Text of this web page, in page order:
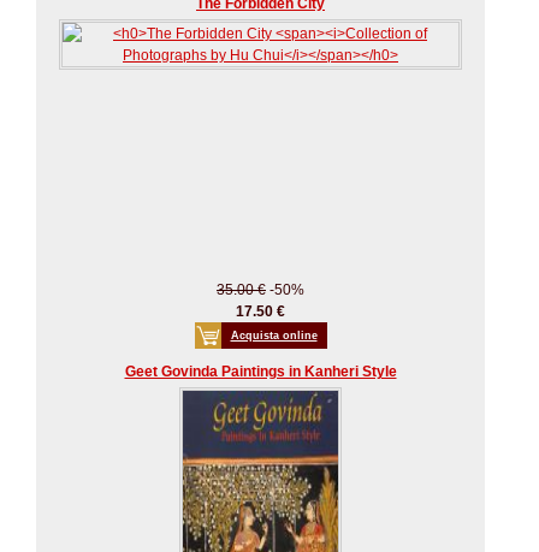
The Forbidden City
35.00 € -50%
17.50 €
Acquista online
Geet Govinda Paintings in Kanheri Style